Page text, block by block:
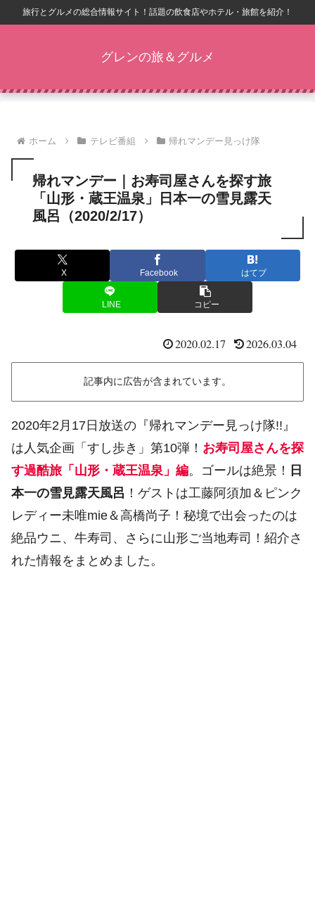
旅行とグルメの総合情報サイト！話題の飲食店やホテル・旅館を紹介！
グレンの旅＆グルメ
ホーム テレビ番組 帰れマンデー見っけ隊
帰れマンデー｜お寿司屋さんを探す旅
「山形・蔵王温泉」日本一の雪見露天
風呂（2020/2/17）
X Facebook はてブ
LINE コピー
2020.02.17 2026.03.04
記事内に広告が含まれています。
2020年2月17日放送の『帰れマンデー見っけ隊!!』
は人気企画「すし歩き」第10弾！ お寿司屋さんを探
す過酷旅「山形・蔵王温泉」編。ゴールは絶景！ 日
本一の雪見露天風呂 ！ゲストは工藤阿須加＆ピンク
レディー未唯mie＆高橋尚子！秘境で出会ったのは
絶品ウニ、牛寿司、さらに山形ご当地寿司！紹介さ
れた情報をまとめました。